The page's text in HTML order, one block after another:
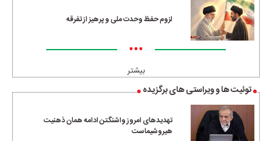
لزوم حفظ وحدت ملی و پرهیز از تفرقه
•••
بیشتر
توئیت ها و ویراستی های برگزیده
تهدیدهای امروز واشنگتن ادامه همان ذهنیت
هیروشیماست